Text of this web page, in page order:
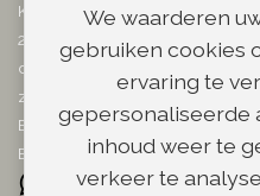
Ketelboetersteeg 29
2311 TN Leiden
dins. - vrij. 08.00 - 17.00 uur
zaterdag 08.00 - 13.00 uur
Email:info@scheerwinkel.nl
Bel: 071 - 5128188
We waarderen
gebruiken cookies
ervaring te
gepersonaliseerde
inhoud weer te
verkeer te